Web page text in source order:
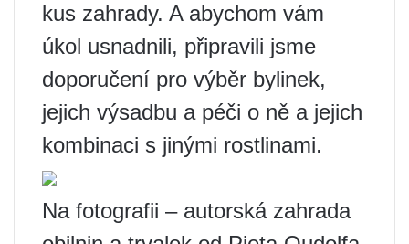
kus zahrady. A abychom vám
úkol usnadnili, připravili jsme
doporučení pro výběr bylinek,
jejich výsadbu a péči o ně a jejich
kombinaci s jinými rostlinami.
Na fotografii – autorská zahrada